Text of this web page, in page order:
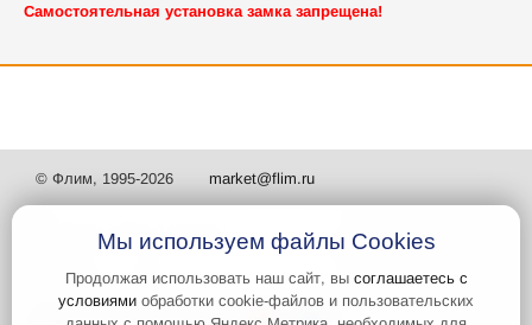
Самостоятельная установка замка запрещена!
© Флим, 1995-2026 market@flim.ru
Задать вопрос Контакты
Мы используем файлы Cookies
Продолжая использовать наш сайт, вы соглашаетесь с
условиями обработки cookie-файлов и пользовательских